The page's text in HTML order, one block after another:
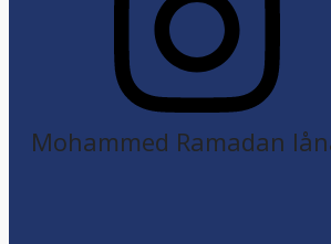
Mohammed Ramadan